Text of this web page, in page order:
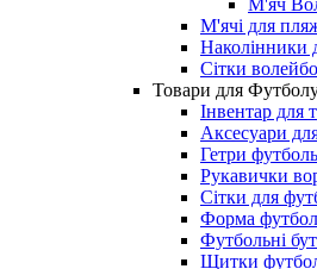
М'яч
М'ячі для
Наколінники
Сітки
Товари для
Інвентар для
Аксесуари
Гетри
Рукавички
Сітки для
Форма
Футбольні
Щитки